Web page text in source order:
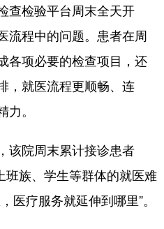
查检验平台周末全天开
流程中的问题。患者在周
各项必要的检查项目，还
，就医流程更顺畅、连
。
院周末累计接诊患者
族、学生等群体的就医难
医疗服务就延伸到哪里”。